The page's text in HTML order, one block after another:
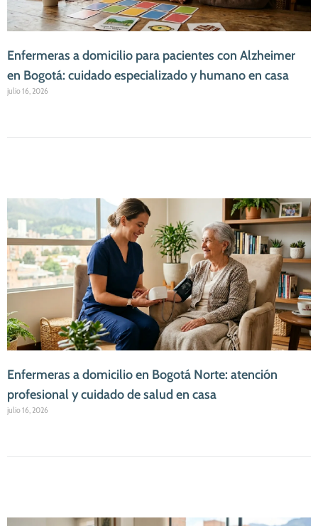
Enfermeras a domicilio para pacientes con Alzheimer
en Bogotá: cuidado especializado y humano en casa
julio 16, 2026
Enfermeras a domicilio en Bogotá Norte: atención
profesional y cuidado de salud en casa
julio 16, 2026